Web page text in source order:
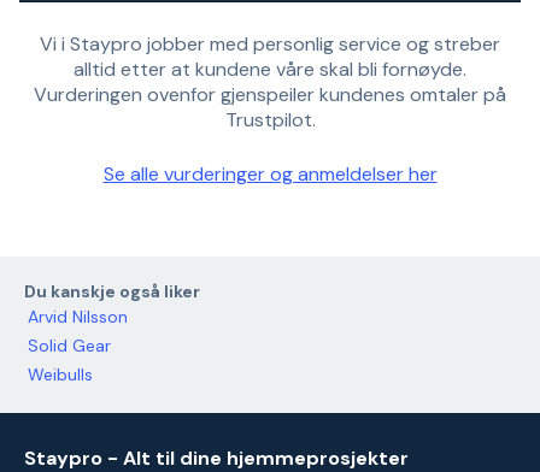
Vi i Staypro jobber med personlig service og streber
alltid etter at kundene våre skal bli fornøyde.
Vurderingen ovenfor gjenspeiler kundenes omtaler på
Trustpilot.
Se alle vurderinger og anmeldelser her
Du kanskje også liker
Arvid Nilsson
Solid Gear
Weibulls
Staypro - Alt til dine hjemmeprosjekter